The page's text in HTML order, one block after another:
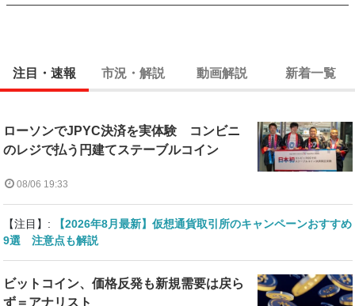
注目・速報 市況・解説 動画解説 新着一覧
ローソンでJPYC決済を実体験 コンビニ
のレジで払う円建てステーブルコイン
08/06 19:33
【注目】:
【2026年8月最新】仮想通貨取引所のキャンペーンおすすめ
9選 注意点も解説
ビットコイン、価格反発も新規需要は戻ら
ず＝アナリスト